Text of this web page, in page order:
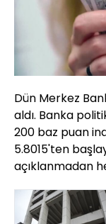
Dün Merkez
aldı. Banka
200 baz puan
5.8015'ten
açıklanmadan